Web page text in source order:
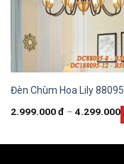
Đèn Chùm Hoa Lily 88095
2.999.000đ – 4.299.000